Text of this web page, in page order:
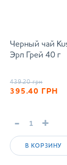
Черный чай
Эрл Грей 40 г
439.20 грн
395.40 ГРН
- +
В КОРЗИНУ